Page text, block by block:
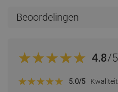
Beoordelingen
4.8/5
5.0/5 Kwaliteit